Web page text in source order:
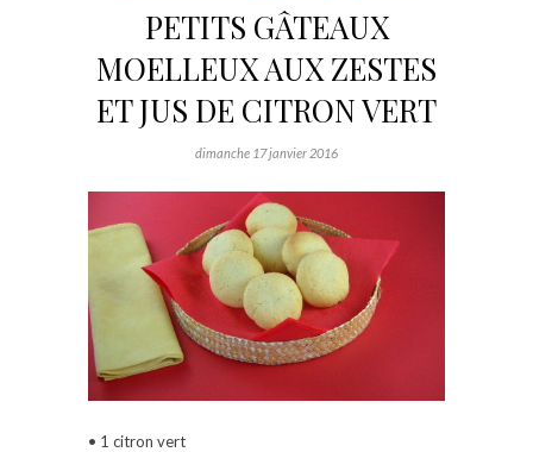
PETITS GÂTEAUX
MOELLEUX AUX ZESTES
ET JUS DE CITRON VERT
dimanche 17 janvier 2016
• 1 citron vert